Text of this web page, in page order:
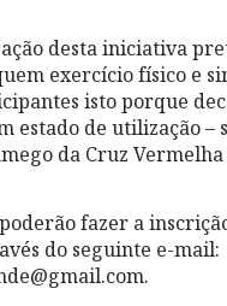
desta iniciativa
exercício físico e
isto porque
estado de utilização
da Cruz
fazer a
do seguinte e-mail: